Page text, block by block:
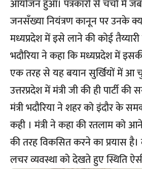
आयोजन हुआ। पत्रकारो से चर्चा में
जनसँख्या नियंत्रण कानून पर उनके
मध्यप्रदेश में इसे लाने की कोई तैय्यारी
भदौरिया ने कहा कि मध्यप्रदेश में
एक तरह से यह बयान सुर्खियों में आ
उत्तरप्रदेश में मंत्री जी की ही पार्टी की
मंत्री भदौरिया ने शहर को इंदौर के
कही । मंत्री ने कहा की रतलाम को
की तरह विकसित करने का प्रयास
लचर व्यवस्था को देखते हुए स्थिति